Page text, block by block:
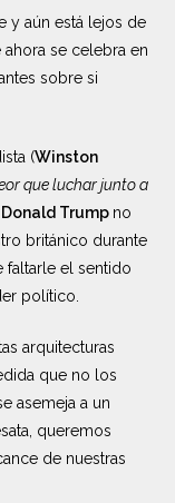
y aún está lejos de
se celebra en
sobre si
(Winston
que luchar junto a
Donald Trump no
británico durante
faltarle el sentido
político.
arquitecturas
que no los
asemeja a un
queremos
de nuestras